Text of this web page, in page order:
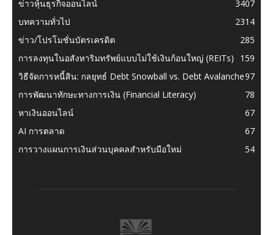
ข่าวหุ้นธุรกิจออนไลน์
3407
บทความทั่วไป
2314
ข่าว/โปรโมชั่นบัตรเครดิต
285
การลงทุนในอสังหาริมทรัพย์แบบไม่ใช้เงินก้อนใหญ่ (REITs)
159
วิธีจัดการหนี้สิน: กลยุทธ์ Debt Snowball vs. Debt Avalanche97
การพัฒนาทักษะทางการเงิน (Financial Literacy)
78
หาเงินออนไลน์
67
AI การตลาด
67
การวางแผนการเงินส่วนบุคคลสำหรับมือใหม่
54